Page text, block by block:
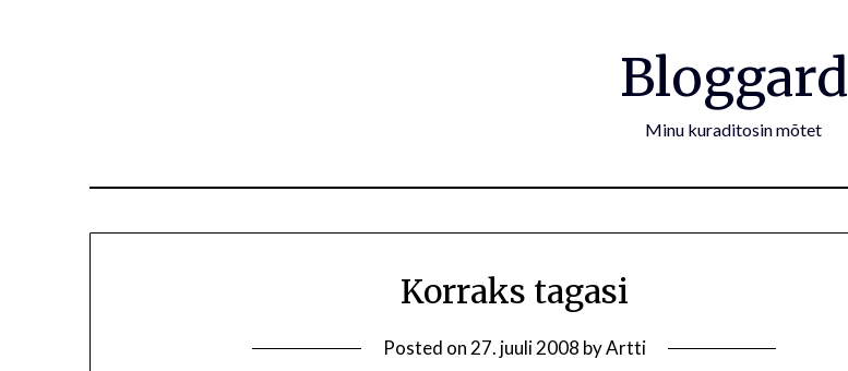
Bloggard
Minu kuraditosin mõtet
Korraks tagasi
Posted on 27. juuli 2008 byArtti